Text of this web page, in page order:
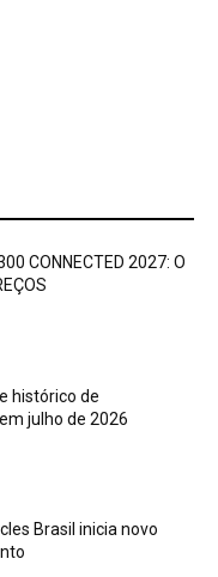
CONNECTED 2027: O
histórico de
julho de 2026
Brasil inicia novo